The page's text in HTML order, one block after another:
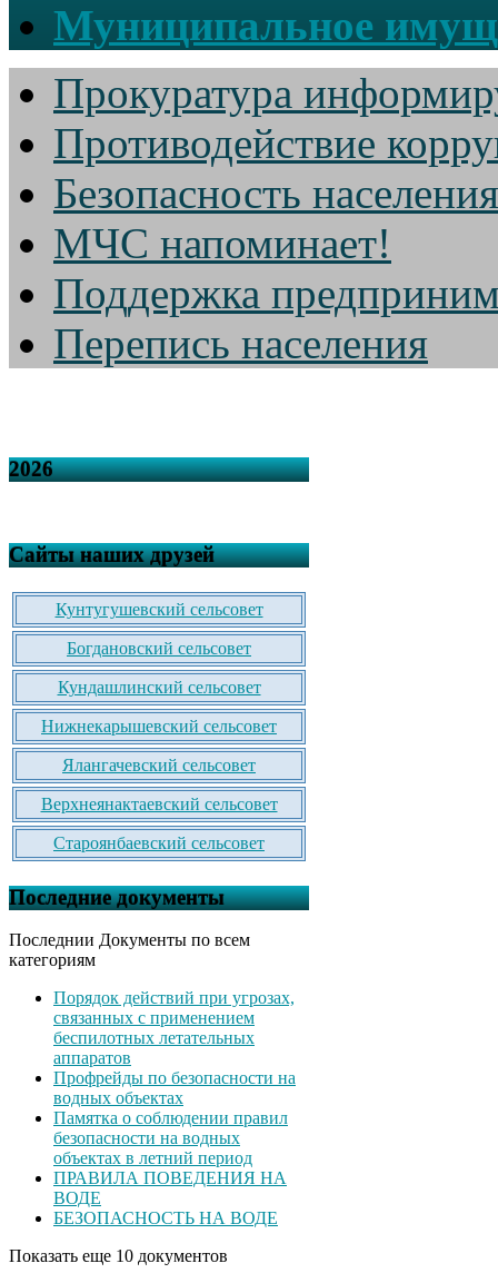
Муниципальное
Прокуратура
Противодействие
Безопасность населения
МЧС напоминает!
Поддержка
Перепись населения
2026
Сайты наших друзей
Кунтугушевский сельсовет
Богдановский сельсовет
Кундашлинский сельсовет
Нижнекарышевский сельсовет
Ялангачевский сельсовет
Верхнеянактаевский сельсовет
Староянбаевский сельсовет
Последние документы
Последнии Документы по всем
категориям
Порядок действий при угрозах,
связанных с применением
беспилотных летательных
аппаратов
Профрейды по безопасности на
водных объектах
Памятка о соблюдении правил
безопасности на водных
объектах в летний период
ПРАВИЛА ПОВЕДЕНИЯ НА
ВОДЕ
БЕЗОПАСНОСТЬ НА ВОДЕ
Показать еще 10 документов